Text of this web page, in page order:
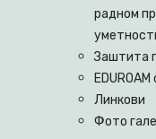
радном
Заштита
Линкови
Фото